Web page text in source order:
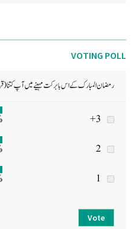
VOTING POLL
رمضان المبارک کے اس بابرکت مہینے میں آپ کتنا
3+
2
1
Vote